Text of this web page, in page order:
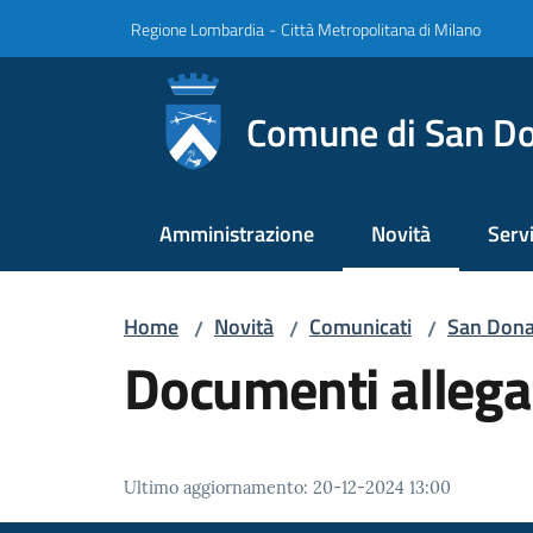
Regione Lombardia -Città Metropolitana di Milano
Comune di San
Amministrazione Novità
Menu selezionato
Home / Novità / Comunicati / San
Documenti
Ultimo aggiornamento: 20-12-2024 13:00